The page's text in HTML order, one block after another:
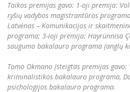
Taikos premijas gavo: 1-oji premija:
ryšių vadybos magistrantūros
Latvėnas – Komunikacijos ir
programa; 3-ioji premija: Hayrünnisa
saugumo bakalauro programa (anglų
Tomo Okmano įsteigtas premijas
kriminalistikos bakalauro programa,
psichologijos bakalauro programa.